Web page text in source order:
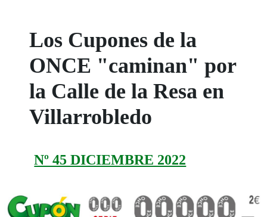
Los Cupones de la
ONCE "caminan" por
la Calle de la Resa en
Villarrobledo
Nº 45 DICIEMBRE 2022